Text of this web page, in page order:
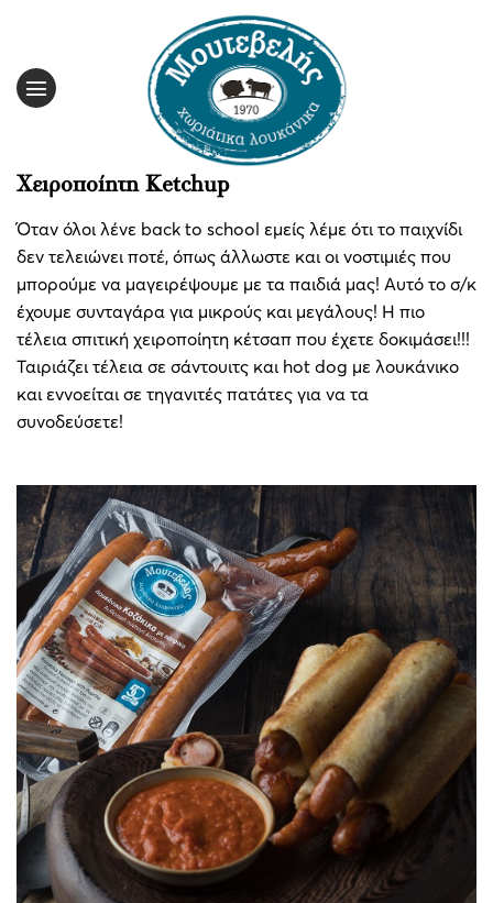
content
Χειροποίητη Ketchup
Όταν όλοι λένε back to school εμείς λέμε ότι το παιχνίδι
δεν τελειώνει ποτέ, όπως άλλωστε και οι νοστιμιές που
μπορούμε να μαγειρέψουμε με τα παιδιά μας! Αυτό το σ/κ
έχουμε συνταγάρα για μικρούς και μεγάλους! Η πιο
τέλεια σπιτική χειροποίητη κέτσαπ που έχετε δοκιμάσει!!!
Ταιριάζει τέλεια σε σάντουιτς και hot dog με λουκάνικο
και εννοείται σε τηγανιτές πατάτες για να τα
συνοδεύσετε!